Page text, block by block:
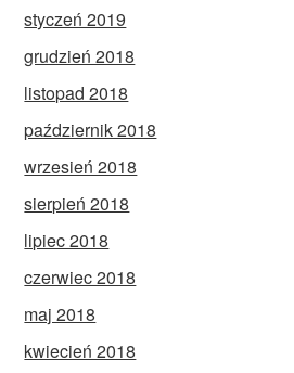
styczeń 2019
grudzień 2018
listopad 2018
październik 2018
wrzesień 2018
sierpień 2018
lipiec 2018
czerwiec 2018
maj 2018
kwiecień 2018